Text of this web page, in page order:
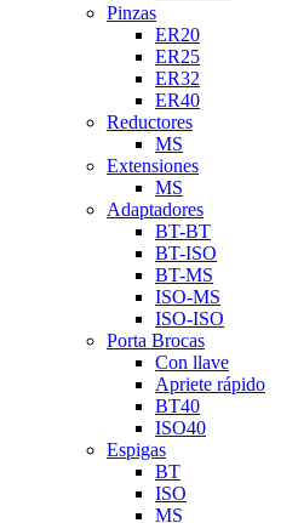
Pinzas
ER20
ER25
ER32
ER40
Reductores
MS
Extensiones
MS
Adaptadores
BT-BT
BT-ISO
BT-MS
ISO-MS
ISO-ISO
Porta Brocas
Con llave
Apriete rápido
BT40
ISO40
Espigas
BT
ISO
MS